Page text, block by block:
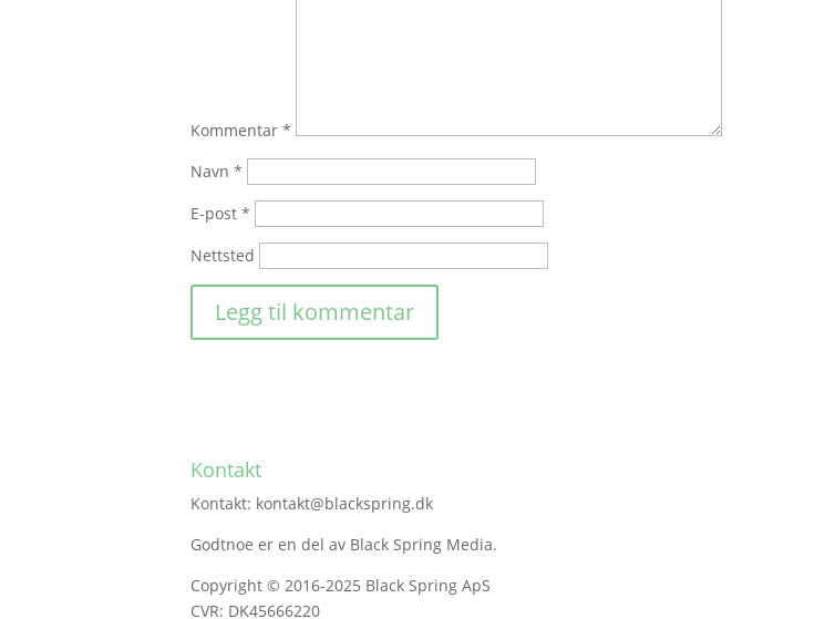
Kommentar *
Navn *
E-post *
Nettsted
Kontakt
Kontakt: kontakt@blackspring.dk
Godtnoe er en del av Black Spring Media.
Copyright © 2016-2025 Black Spring ApS
CVR: DK45666220